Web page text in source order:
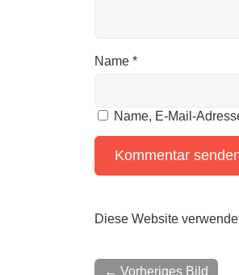
Name *
Name, E-Mail-
Diese Website
← Vorheriges Bild